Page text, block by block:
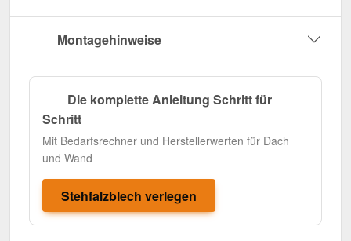
Montagehinweise
Die komplette Anleitung Schritt für
Schritt
Mit Bedarfsrechner und Herstellerwerten für Dach
und Wand
Stehfalzblech verlegen